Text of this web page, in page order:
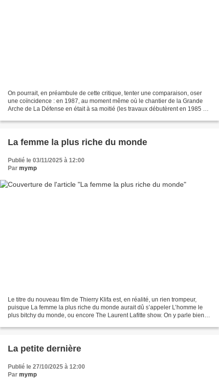
On pourrait, en préambule de cette critique, tenter une comparaison, oser
une coïncidence : en 1987, au moment même où le chantier de la Grande
Arche de La Défense en était à sa moitié (les travaux débutèrent en 1985 et
La femme la plus riche du monde
Publié le 03/11/2025 à 12:00
Par mymp
Le titre du nouveau film de Thierry Klifa est, en réalité, un rien trompeur,
puisque La femme la plus riche du monde aurait dû s’appeler L’homme le
plus bitchy du monde, ou encore The Laurent Lafitte show. On y parle bien,
La petite dernière
Publié le 27/10/2025 à 12:00
Par mymp